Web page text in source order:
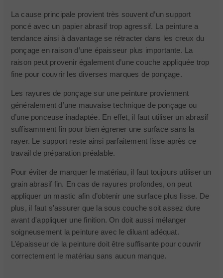
La cause principale provient très souvent d’un support
poncé avec un papier abrasif trop agressif. La peinture a
tendance ainsi à davantage se rétracter dans les creux du
ponçage en raison d’une épaisseur plus importante. La
raison peut provenir également d’une couche appliquée trop
fine pour couvrir les diverses marques de ponçage.
Les rayures de ponçage sur une peinture proviennent
généralement d’une mauvaise technique de ponçage ou
d’une ponceuse inadaptée. En effet, il faut utiliser un abrasif
suffisamment fin pour bien égrener une surface sans la
rayer. Le support reste ainsi parfaitement lisse après ce
travail de préparation préalable.
Pour éviter de marquer le matériau, il faut toujours utiliser un
grain abrasif fin. En cas de rayures profondes, on peut
appliquer un mastic afin d’obtenir une surface plus lisse. De
plus, il faut s'assurer que la sous couche soit assez dure
avant d'appliquer une finition. On doit aussi mélanger
soigneusement la peinture avec le diluant adéquat.
L’épaisseur de la peinture doit être suffisante pour couvrir
correctement le matériau sans aucun manque.